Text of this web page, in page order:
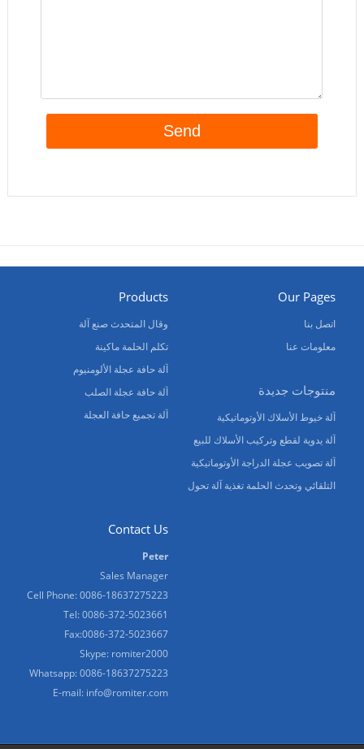
Products
وقال المتحدث صنع آلة
تكلم الحلمة ماكينة
آلة حافة عجلة الألومنيوم
آلة حافة عجلة الصلب
آلة تجميع حافة العجلة
Our Pages
اتصل بنا
معلومات عنا
منتوجات جديدة
آلة خيوط الأسلاك الأوتوماتيكية
آلة يدوية لقطع وتركيب الأسلاك للبيع
آلة تصويب عجلة الدراجة الأوتوماتيكية
التلقائي وتحدث الحلمة تغذية آلة تحول
Contact Us
Peter
Sales Manager
Cell Phone: 0086-18637275223
Tel: 0086-372-5023661
Fax:0086-372-5023667
Skype: romiter2000
Whatsapp: 0086-18637275223
E-mail: info@romiter.com